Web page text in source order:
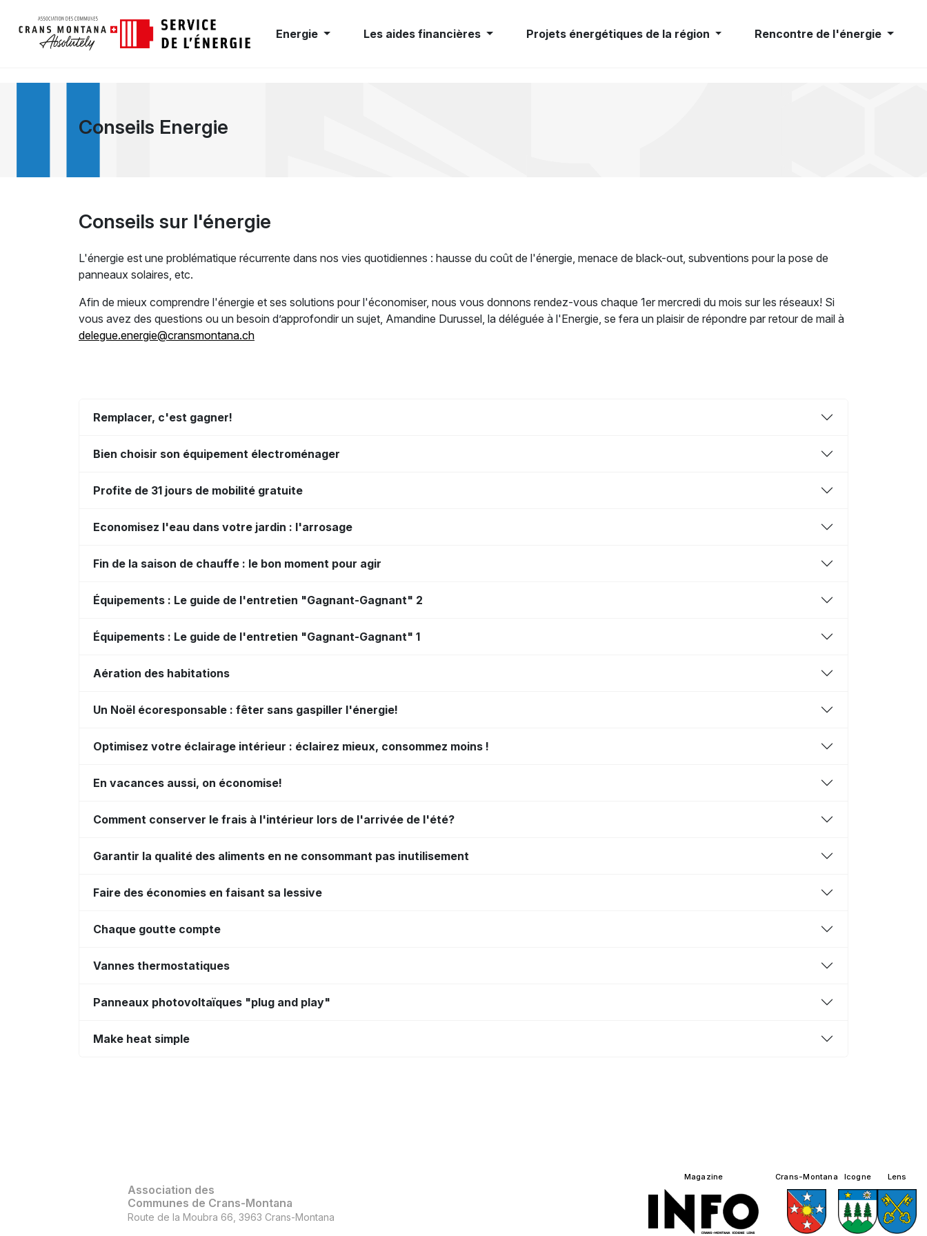
Energie Les aides financières Projets énergétiques de la région Rencontre de l'énergie
Conseils Energie
Conseils sur l'énergie
L'énergie est une problématique récurrente dans nos vies quotidiennes : hausse du coût de l'énergie, menace de black-out, subventions pour la pose de
panneaux solaires, etc.
Afin de mieux comprendre l'énergie et ses solutions pour l'économiser, nous vous donnons rendez-vous chaque 1er mercredi du mois sur les réseaux! Si
vous avez des questions ou un besoin d’approfondir un sujet, Amandine Durussel, la déléguée à l'Energie, se fera un plaisir de répondre par retour de mail à
delegue.energie@cransmontana.ch
Remplacer, c'est gagner!
Bien choisir son équipement électroménager
Profite de 31 jours de mobilité gratuite
Economisez l'eau dans votre jardin : l'arrosage
Fin de la saison de chauffe : le bon moment pour agir
Équipements : Le guide de l'entretien "Gagnant-Gagnant" 2
Équipements : Le guide de l'entretien "Gagnant-Gagnant" 1
Aération des habitations
Un Noël écoresponsable : fêter sans gaspiller l'énergie!
Optimisez votre éclairage intérieur : éclairez mieux, consommez moins !
En vacances aussi, on économise!
Comment conserver le frais à l'intérieur lors de l'arrivée de l'été?
Garantir la qualité des aliments en ne consommant pas inutilisement
Faire des économies en faisant sa lessive
Chaque goutte compte
Vannes thermostatiques
Panneaux photovoltaïques "plug and play"
Make heat simple
Association des
Communes de Crans-Montana
Route de la Moubra 66, 3963 Crans-Montana
Magazine Crans-Montana Icogne Lens